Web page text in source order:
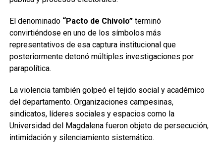
El denominado “Pacto de Chivolo”terminó
convirtiéndose en uno de los símbolos más
representativos de esa captura institucional que
posteriormente detonó múltiples investigaciones por
parapolítica.
La violencia también golpeó el tejido social y académico
del departamento. Organizaciones campesinas,
sindicatos, líderes sociales y espacios como la
Universidad del Magdalena fueron objeto de persecución,
intimidación y silenciamiento sistemático.